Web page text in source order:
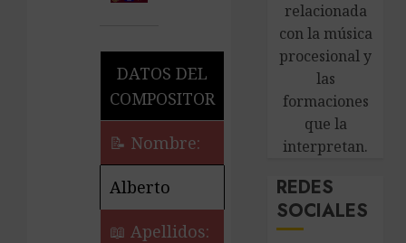
DATOS DEL
COMPOSITOR
📝 Nombre:
Alberto
📖 Apellidos:
relacionada
con la música
procesional y
las
formaciones
que la
interpretan.
REDES
SOCIALES